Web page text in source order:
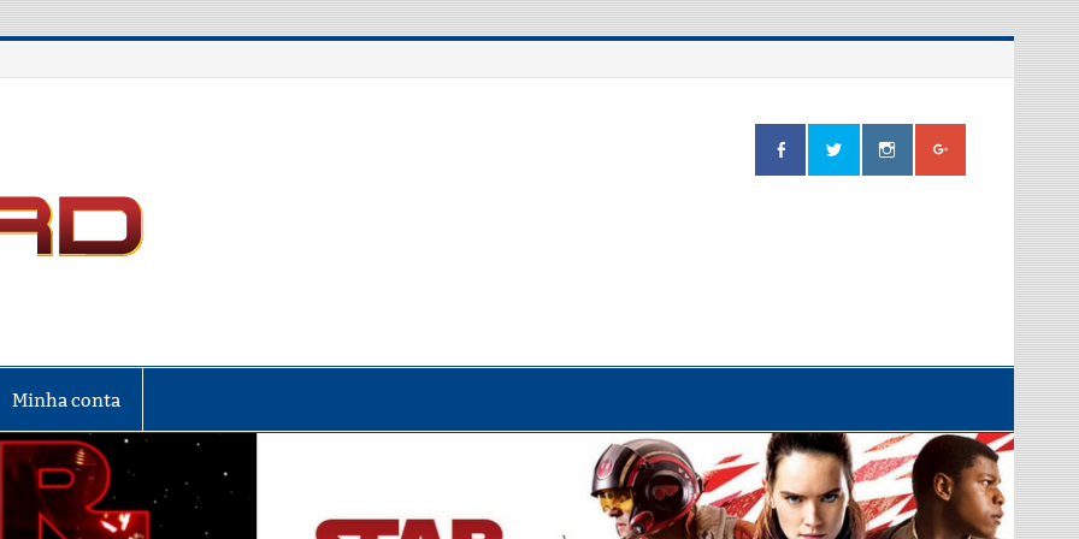
Minha conta